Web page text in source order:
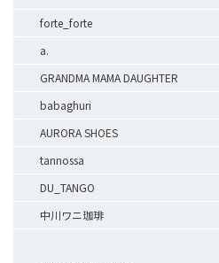
forte_forte
a.
GRANDMA MAMA DAUGHTER
babaghuri
AURORA SHOES
tannossa
DU_TANGO
中川ワニ珈琲